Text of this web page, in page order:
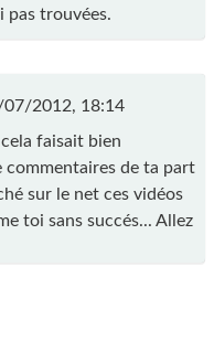
pas trouvées.
2012, 18:14
faisait bien
commentaires de ta part
sur le net ces vidéos
toi sans succés... Allez